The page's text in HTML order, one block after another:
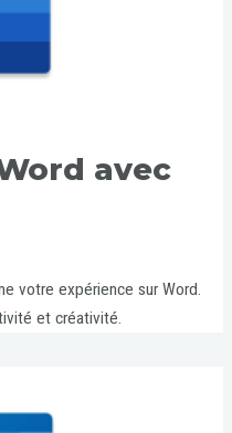
avec
votre expérience sur Word.
et créativité.